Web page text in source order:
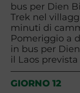
bus per Dien
Trek nel
minuti di
Pomeriggio a
in bus per
il Laos
GIORNO 12